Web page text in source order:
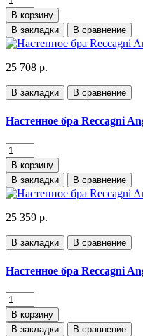
В корзину
В закладки
В сравнение
25 708 р.
В закладки В сравнение
Настенное бра Reccagni
В корзину
В закладки
В сравнение
25 359 р.
В закладки В сравнение
Настенное бра Reccagni
В корзину
В закладки
В сравнение